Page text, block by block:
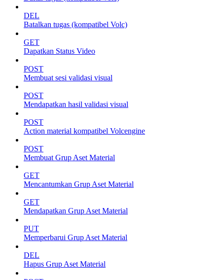
DEL
Batalkan tugas (kompatibel Volc)
GET
Dapatkan Status Video
POST
Membuat sesi validasi visual
POST
Mendapatkan hasil validasi visual
POST
Action material kompatibel Volcengine
POST
Membuat Grup Aset Material
GET
Mencantumkan Grup Aset Material
GET
Mendapatkan Grup Aset Material
PUT
Memperbarui Grup Aset Material
DEL
Hapus Grup Aset Material